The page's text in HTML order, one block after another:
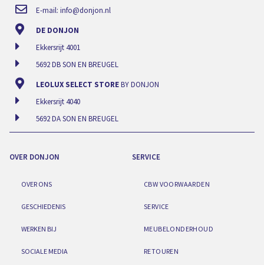
E-mail: info@donjon.nl
DE DONJON
Ekkersrijt 4001
5692 DB SON EN BREUGEL
LEOLUX SELECT STOREBY DONJON
Ekkersrijt 4040
5692 DA SON EN BREUGEL
OVER DONJON
OVER ONS
GESCHIEDENIS
WERKEN BIJ
SOCIALE MEDIA
SERVICE
CBW VOORWAARDEN
SERVICE
MEUBELONDERHOUD
RETOUREN